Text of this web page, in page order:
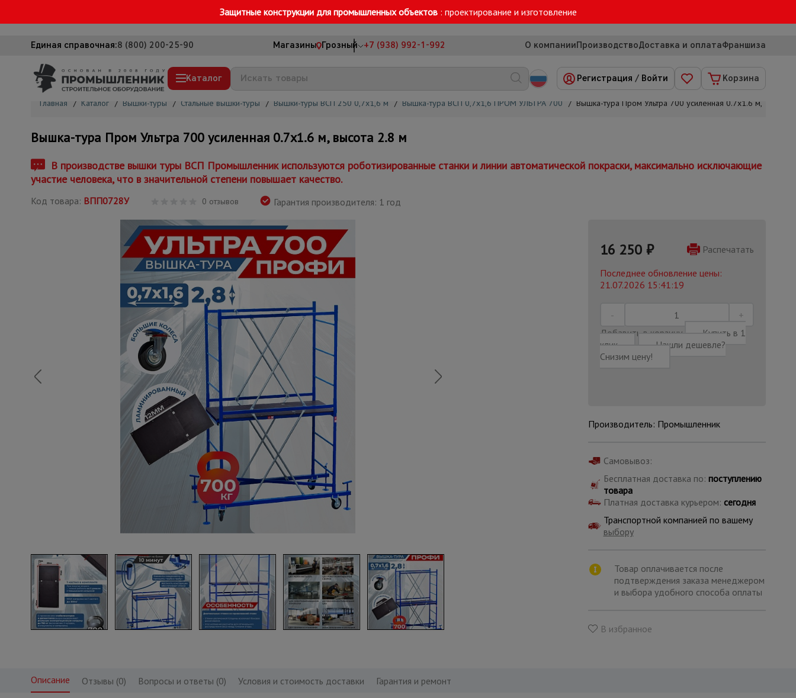
Защитные конструкции для промышленных объектов : проектирование и изготовление
Единая справочная:8 (800) 200-25-90 Магазины Грозный +7 (938) 992-1-992 О компанииПроизводствоДоставка и оплатаФраншиза
Каталог
Вышки-туры
Подмости строительные
Сетка, тенты, брезенты
Строительные подъемники
Грузоподъемное оборудование
Мусоропровод строительный
Фанера ламинированная
Опалубка
Вибротехника для строительства
Оборудование для работы с арматурой
Оборудование для бетонных работ
Техника для склада
Тачки строительные и садовые
Лестницы и стремянки
Штукатурные комплекты
Сварочные аппараты
Металл и металлообработка
всех
Регистрация / Войти Корзина
Главная / Каталог / Вышки-туры / Стальные вышки-туры / Вышки-туры ВСП 250 0,7x1,6 м / Вышка-тура ВСП 0,7x1,6 ПРОМ УЛЬТРА 700 / Вышка-тура Пром Ультра 700 усиленная 0.7х1.6 м, высота
Вышка-тура Пром Ультра 700 усиленная 0.7х1.6 м, высота 2.8 м
В производстве вышки туры ВСП Промышленник используются роботизированные станки и линии автоматической покраски, максимально исключающие
участие человека, что в значительной степени повышает качество.
Код товара: ВПП0728У 0 отзывов Гарантия производителя: 1 год
16 250 ₽
Распечатать
Последнее обновление цены:
21.07.2026 15:41:19
Добавить в корзину
Купить в 1
клик
Нашли дешевле?
Снизим цену!
Производитель: Промышленник
Самовывоз:
Бесплатная доставка по: поступлению
товара
Платная доставка курьером: сегодня
Транспортной компанией по вашему
выбору
Товар оплачивается после
подтверждения заказа менеджером
и выбора удобного способа оплаты
В избранное
Описание Отзывы (0) Вопросы и ответы (0) Условия и стоимость доставки Гарантия и ремонт